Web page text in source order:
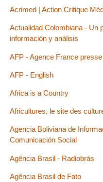
Acrimed | Action Critique
Actualidad Colombiana - Un
información y análisis
AFP - Agence France presse
AFP - English
Africa is a Country
Africultures, le site des
Agencia Boliviana de
Comunicación Social
Agência Brasil - Radiobrás
Agência Brasil de Fato